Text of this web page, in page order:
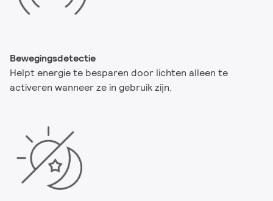
Bewegingsdetectie
Helpt energie te besparen door lichten alleen te
activeren wanneer ze in gebruik zijn.